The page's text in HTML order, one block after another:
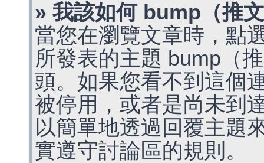
» 我該如何 bump（推
當您在瀏覽文章時，點
所發表的主題 bump（
頭。如果您看不到這個
被停用，或者是尚未到
以簡單地透過回覆主題
實遵守討論區的規則。